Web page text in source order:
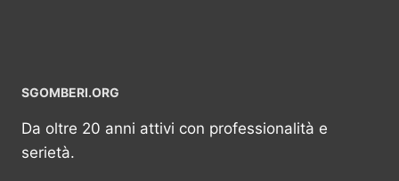
SGOMBERI.ORG
Da oltre 20 anni attivi con professionalità e
serietà.